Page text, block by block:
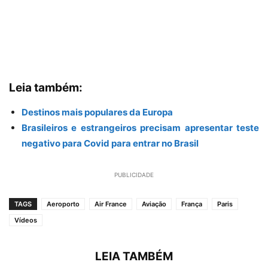
Leia também:
Destinos mais populares da Europa
Brasileiros e estrangeiros precisam apresentar teste
negativo para Covid para entrar no Brasil
PUBLICIDADE
TAGS Aeroporto Air France Aviação França
Paris
Vídeos
LEIA TAMBÉM